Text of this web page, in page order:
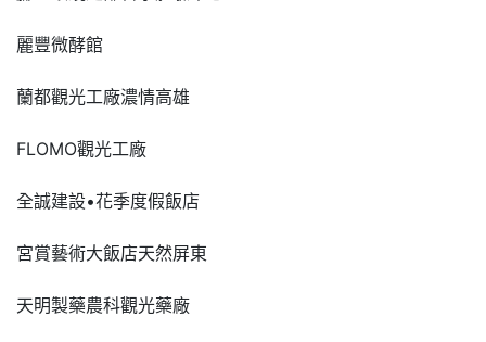
麗豐微酵館
蘭都觀光工廠濃情高雄
FLOMO觀光工廠
全誠建設•花季度假飯店
宮賞藝術大飯店天然屏東
天明製藥農科觀光藥廠